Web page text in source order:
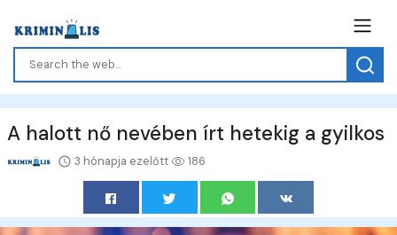
A halott nő nevében írt hetekig a gyilkos
3 hónapja ezelőtt 186